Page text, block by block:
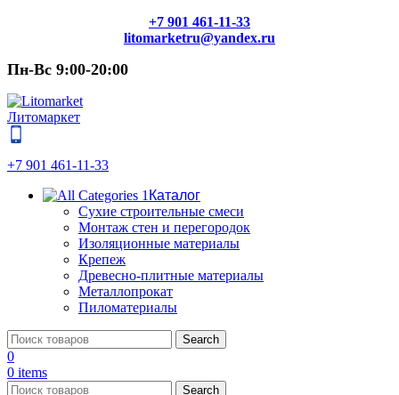
+7 901 461-11-33
litomarketru@yandex.ru
Пн-Вс 9:00-20:00
+7 901 461-11-33
Каталог
Сухие строительные смеси
Монтаж стен и перегородок
Изоляционные материалы
Крепеж
Древесно-плитные материалы
Металлопрокат
Пиломатериалы
Search
0
0 items
Search